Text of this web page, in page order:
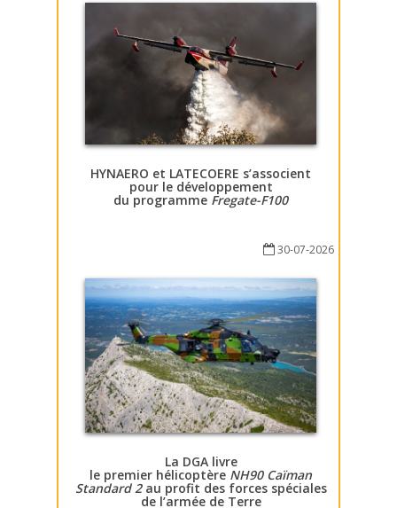
HYNAERO et LATECOERE s’associent
pour le développement
du programme Fregate-F100
30-07-2026
La DGA livre
le premier hélicoptère NH90 Caïman
Standard 2au profit des forces spéciales
de l’armée de Terre